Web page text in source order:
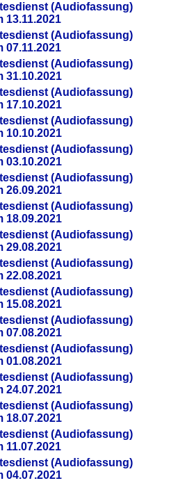
(Audiofassung)
13.11.2021
(Audiofassung)
07.11.2021
(Audiofassung)
31.10.2021
(Audiofassung)
17.10.2021
(Audiofassung)
10.10.2021
(Audiofassung)
03.10.2021
(Audiofassung)
26.09.2021
(Audiofassung)
18.09.2021
(Audiofassung)
29.08.2021
(Audiofassung)
22.08.2021
(Audiofassung)
15.08.2021
(Audiofassung)
07.08.2021
(Audiofassung)
01.08.2021
(Audiofassung)
24.07.2021
(Audiofassung)
18.07.2021
(Audiofassung)
11.07.2021
(Audiofassung)
04.07.2021